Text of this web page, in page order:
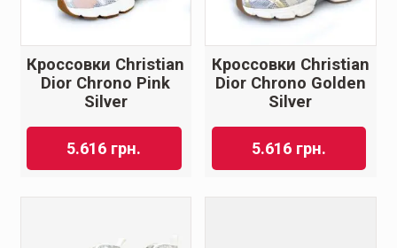
Кроссовки Christian
Dior Chrono Pink
Silver
5.616 грн.
Кроссовки Christian
Dior Chrono Golden
Silver
5.616 грн.